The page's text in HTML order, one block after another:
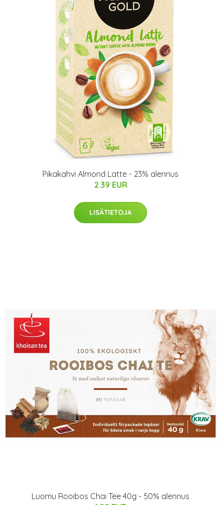
Pikakahvi Almond Latte - 23% alennus
2.39 EUR
LISÄTIETOJA
Luomu Rooibos Chai Tee 40g - 50% alennus